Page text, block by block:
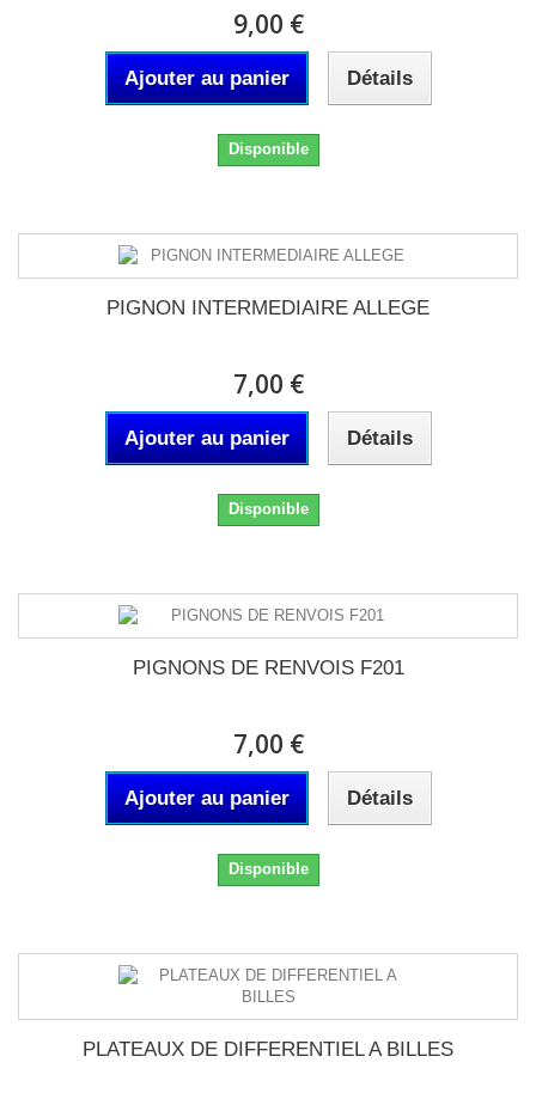
9,00 €
Ajouter au panier Détails
Disponible
PIGNON INTERMEDIAIRE ALLEGE
7,00 €
Ajouter au panier Détails
Disponible
PIGNONS DE RENVOIS F201
7,00 €
Ajouter au panier Détails
Disponible
PLATEAUX DE DIFFERENTIEL A BILLES